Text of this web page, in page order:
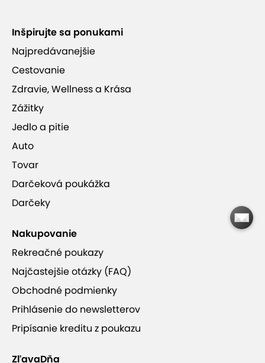
Inšpirujte sa ponukami
Najpredávanejšie
Cestovanie
Zdravie, Wellness a Krása
Zážitky
Jedlo a pitie
Auto
Tovar
Darčeková poukážka
Darčeky
Nakupovanie
Rekreačné poukazy
Najčastejšie otázky (FAQ)
Obchodné podmienky
Prihlásenie do newsletterov
Pripísanie kreditu z poukazu
ZľavaDňa